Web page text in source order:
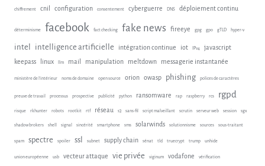
chiffrement cnil configuration consentement cyberguerre DNS déploiement continu
déterminisme facebook fact checking fake news fireeye gpg gpo gTLD hyper-v
intel intelligence artificielle intégration continue iot IPv4
javascript
keepass
linux llm mail manipulation meltdown messagerie instantanée
ministère de l'intérieur noms de domaine open source orion owasp phishing polices de caractères
preuve de travail processus prospective publicité python ransomware rap raspberry rcs rgpd
risque rkhunter robots rootkit rtf réseau s3 sans-fil script malveillant scrutin serveur web session sgx
shadow brokers shell signal sincérité smartphone sms solarwinds solutionnisme sources sous-traitant
spam spectre spoiler ssl subnet supply chain sénat tld truecrypt trump unhide
union européenne usb vecteur attaque vie privée viginum vodafone vérification